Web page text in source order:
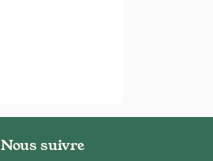
Nous suivre